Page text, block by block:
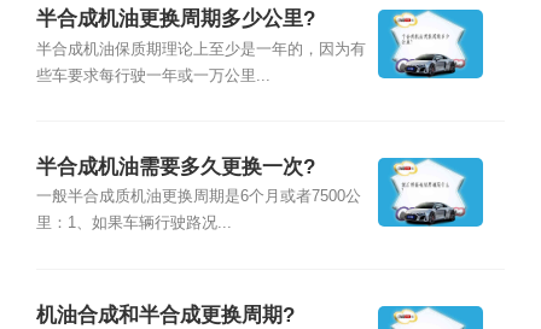
半合成机油更换周期多少公里?
半合成机油保质期理论上至少是一年的，因为有
些车要求每行驶一年或一万公里...
半合成机油需要多久更换一次?
一般半合成质机油更换周期是6个月或者7500公
里：1、如果车辆行驶路况...
机油合成和半合成更换周期?